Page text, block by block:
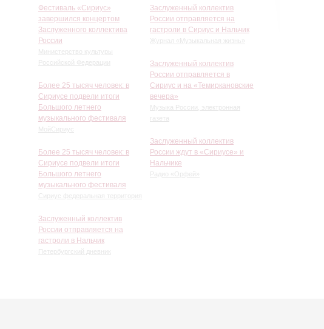
Фестиваль «Сириус»
завершился концертом
Заслуженного коллектива
России
Министерство культуры
Российской Федерации
Более 25 тысяч человек: в
Сириусе подвели итоги
Большого летнего
музыкального фестиваля
МойСириус
Более 25 тысяч человек: в
Сириусе подвели итоги
Большого летнего
музыкального фестиваля
Сириус федеральная территория
Заслуженный коллектив
России отправляется на
гастроли в Нальчик
Петербургский дневник
Заслуженный коллектив
России отправляется на
гастроли в Сириус и Нальчик
Журнал «Музыкальная жизнь»
Заслуженный коллектив
России отправляется в
Сириус и на «Темиркановские
вечера»
Музыка России, электронная
газета
Заслуженный коллектив
России ждут в «Сириусе» и
Нальчике
Радио «Орфей»